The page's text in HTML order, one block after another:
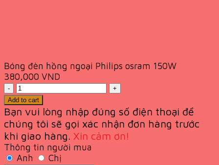
Bóng đèn hồng ngoại Philips osram 150W
380,000 VND
Quantity
Add to cart
Bạn vui lòng nhập đúng số điện thoại để
chúng tôi sẽ gọi xác nhận đơn hàng trước
khi giao hàng. Xin cảm ơn!
Thông tin người mua
Anh
Chị